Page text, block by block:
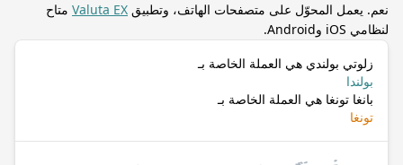
نعم. يعمل المحوّل على متصفحات الهاتف، وتطبيق Valuta EX متاح
لنظامي iOS وAndroid.
زلوتي بولندي هي العملة الخاصة بـ
بولندا
بانغا تونغا هي العملة الخاصة بـ
تونغا